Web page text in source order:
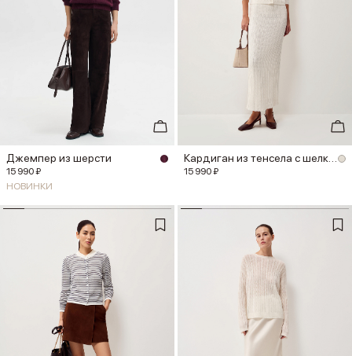
Джемпер из шерсти
15 990 ₽
НОВИНКИ
15 990 ₽